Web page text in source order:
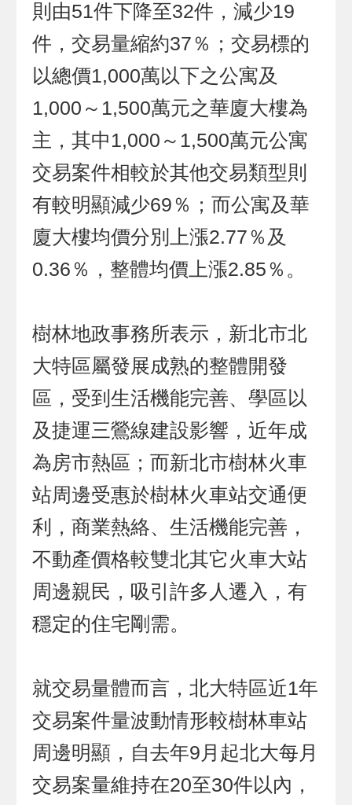
則由51件下降至32件，減少19
件，交易量縮約37％；交易標的
以總價1,000萬以下之公寓及
1,000～1,500萬元之華廈大樓為
主，其中1,000～1,500萬元公寓
交易案件相較於其他交易類型則
有較明顯減少69％；而公寓及華
廈大樓均價分別上漲2.77％及
0.36％，整體均價上漲2.85％。
樹林地政事務所表示，新北市北
大特區屬發展成熟的整體開發
區，受到生活機能完善、學區以
及捷運三鶯線建設影響，近年成
為房市熱區；而新北市樹林火車
站周邊受惠於樹林火車站交通便
利，商業熱絡、生活機能完善，
不動產價格較雙北其它火車大站
周邊親民，吸引許多人遷入，有
穩定的住宅剛需。
就交易量體而言，北大特區近1年
交易案件量波動情形較樹林車站
周邊明顯，自去年9月起北大每月
交易案量維持在20至30件以內，